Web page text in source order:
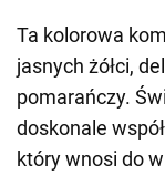
Ta kolorowa
jasnych żółci,
pomarańczy.
doskonale
który wnosi do